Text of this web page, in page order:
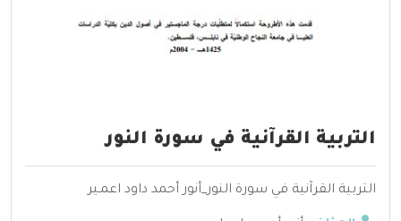
التربية القرآنية في سورة النور
التربية القرآنية في سورة النور_أنور أحمد داود اعمـير